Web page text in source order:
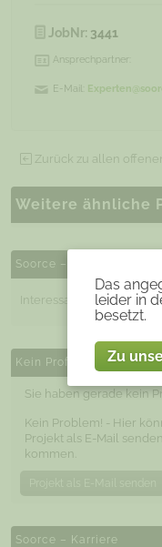
Das
leider in
besetzt.
Zu
JobNr: 3441
Ansprechpartner:
E-Mail:
Zurück zu allen
Weitere ähnliche
Soorce – Projekte und
Interessante Projekte
Kein Profil / CV zur
Sie haben gerade kein
Kein Problem! - Hier
Projekt als E-Mail
kommen.
Soorce – Karriere